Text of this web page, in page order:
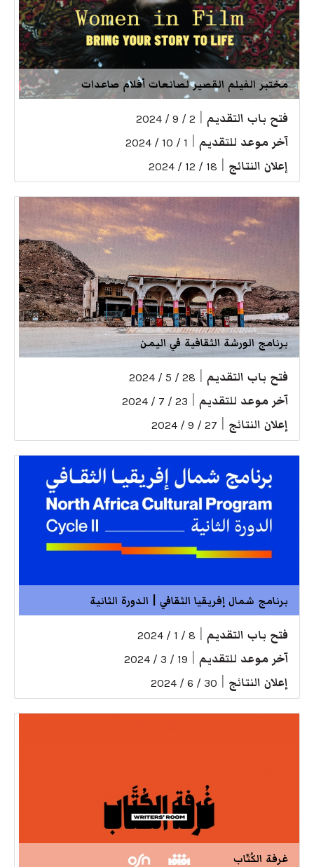
مختبر الفيلم القصير لصانعات أفلام صاعدات
فتح باب التقديم 2 / 9 / 2024
آخر موعد للتقديم 1 / 10 / 2024
إعلان النتائج 18 / 12 / 2024
برنامج الورشة الثقافية في اليمن
فتح باب التقديم 28 / 5 / 2024
آخر موعد للتقديم 23 / 7 / 2024
إعلان النتائج 27 / 9 / 2024
برنامج شمال إفريقيا الثقافي | الدورة الثانية
فتح باب التقديم 8 / 1 / 2024
آخر موعد للتقديم 19 / 3 / 2024
إعلان النتائج 30 / 6 / 2024
غرفة الكُتّاب